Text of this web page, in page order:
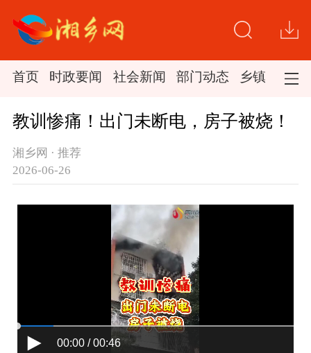
首页 时政要闻 社会新闻 部门动态 乡镇新闻
教训惨痛！出门未断电，房子被烧！
湘乡网 · 推荐
2026-06-26
00:00 / 00:46